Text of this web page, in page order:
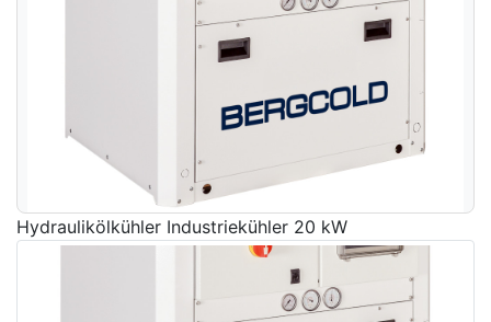
Hydraulikölkühler Industriekühler 20 kW